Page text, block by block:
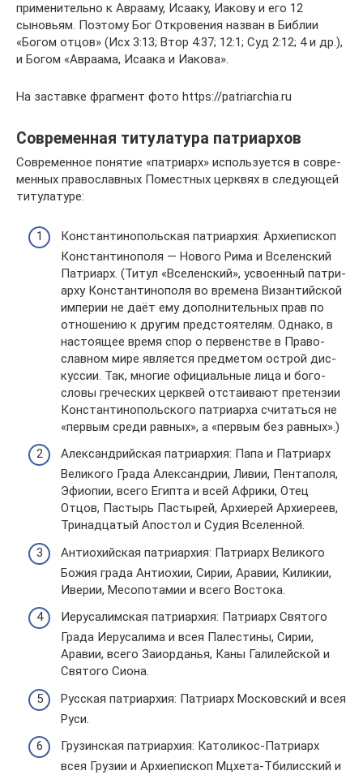
применительно к Аврааму, Исааку, Иакову и его 12
сыновьям. Поэтому Бог Откровения назван в Библии
«Богом отцов» (Исх 3:13; Втор 4:37; 12:1; Суд 2:12; 4 и др.),
и Богом «Авраама, Исаака и Иакова».
На заставке фрагмент фото https://patriarchia.ru
Совре­мен­ная титу­ла­тура пат­ри­ар­хов
Совре­мен­ное поня­тие «пат­ри­арх» исполь­зу­ется в совре­
мен­ных пра­во­слав­ных Помест­ных церк­вях в сле­ду­ю­щей
титу­ла­туре:
Кон­стан­ти­но­поль­ская пат­ри­ар­хия: Архи­епи­скоп
Кон­стан­ти­но­поля — Нового Рима и Все­лен­ский
Пат­ри­арх. (Титул «Все­лен­ский», усво­ен­ный пат­ри­
арху Кон­стан­ти­но­поля во вре­мена Визан­тий­ской
импе­рии не даёт ему допол­ни­тель­ных прав по
отно­ше­нию к другим пред­сто­я­те­лям. Однако, в
насто­я­щее время спор о пер­вен­стве в Пра­во­
слав­ном мире явля­ется пред­ме­том острой дис­
кус­сии. Так, многие офи­ци­аль­ные лица и бого­
словы гре­че­ских церк­вей отста­и­вают пре­тен­зии
Кон­стан­ти­но­поль­ского пат­ри­арха счи­таться не
«первым среди равных», а «первым без равных».)
Алек­сан­дрий­ская пат­ри­ар­хия: Папа и Пат­ри­арх
Вели­кого Града Алек­сан­дрии, Ливии, Пен­та­поля,
Эфи­о­пии, всего Египта и всей Африки, Отец
Отцов, Пас­тырь Пас­ты­рей, Архи­ерей Архи­ереев,
Три­на­дца­тый Апо­стол и Судия Все­лен­ной.
Антио­хий­ская пат­ри­ар­хия: Пат­ри­арх Вели­кого
Божия града Антио­хии, Сирии, Аравии, Кили­кии,
Иверии, Месо­по­та­мии и всего Востока.
Иеру­са­лим­ская пат­ри­ар­хия: Пат­ри­арх Свя­того
Града Иеру­са­лима и всея Пале­стины, Сирии,
Аравии, всего Заи­ор­да­нья, Каны Гали­лей­ской и
Свя­того Сиона.
Рус­ская пат­ри­ар­хия: Пат­ри­арх Мос­ков­ский и всея
Руси.
Гру­зин­ская пат­ри­ар­хия: Като­ли­кос-Пат­ри­арх
всея Грузии и Архи­епи­скоп Мцхета-Тби­лис­ский и